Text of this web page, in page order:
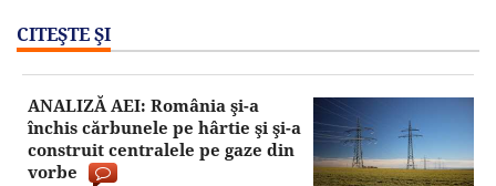
CITEŞTE ŞI
ANALIZĂ AEI: România şi-a
închis cărbunele pe hârtie şi şi-a
construit centralele pe gaze din
vorbe